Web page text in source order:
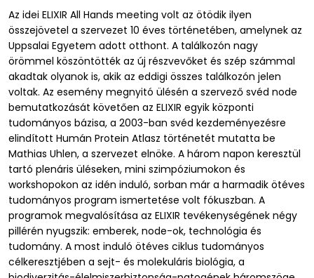
Az idei ELIXIR All Hands meeting volt az ötödik ilyen
összejövetel a szervezet 10 éves történetében, amelynek az
Uppsalai Egyetem adott otthont. A találkozón nagy
örömmel köszöntötték az új részvevőket és szép számmal
akadtak olyanok is, akik az eddigi összes találkozón jelen
voltak. Az esemény megnyitó ülésén a szervező svéd node
bemutatkozását követően az ELIXIR egyik központi
tudományos bázisa, a 2003-ban svéd kezdeményezésre
elindított Humán Protein Atlasz történetét mutatta be
Mathias Uhlen, a szervezet elnöke. A három napon keresztül
tartó plenáris üléseken, mini szimpóziumokon és
workshopokon az idén induló, sorban már a harmadik ötéves
tudományos program ismertetése volt fókuszban. A
programok megvalósítása az ELIXIR tevékenységének négy
pillérén nyugszik: emberek, node-ok, technológia és
tudomány. A most induló ötéves ciklus tudományos
célkeresztjében a sejt- és molekuláris biológia, a